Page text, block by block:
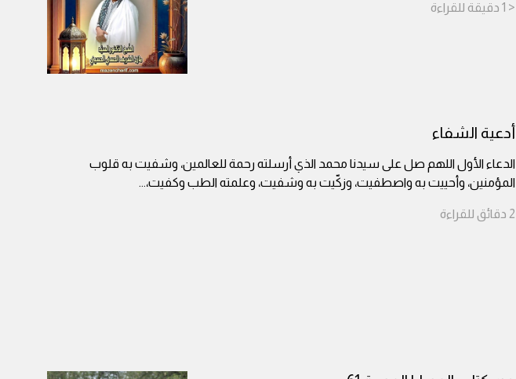
< 1 دقيقة للقراءة
أدعية الشفاء
الدعاء الأول اللهم صل على سيدنا محمد الذي أرسلته رحمة للعالمين، وشفيت به قلوب
المؤمنين، وأحييت به واصطفيت، وزكّيت به وشفيت، وعلمته الطب وكفيت،...
2 دقائق للقراءة